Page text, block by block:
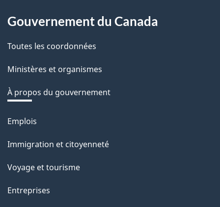
About
this
site
Gouvernement du Canada
Toutes les coordonnées
Ministères et organismes
À propos du gouvernement
Thèmes
sujets
Emplois
Immigration et citoyenneté
Voyage et tourisme
Entreprises